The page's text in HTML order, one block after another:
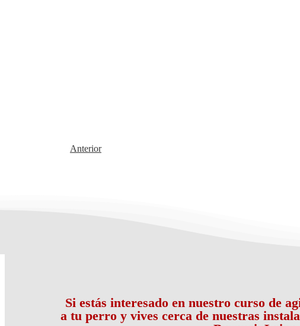
Anterior
Si estás interesado en nuestro curso de
a tu perro y vives cerca de nuestras